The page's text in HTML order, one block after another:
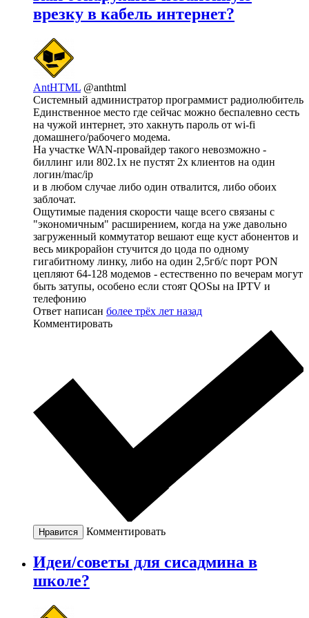
врезку в кабель интернет?
AntHTML @anthtml
Системный администратор программист радиолюбитель
Единственное место где сейчас можно беспалевно сесть
на чужой интернет, это хакнуть пароль от wi-fi
домашнего/рабочего модема.
На участке WAN-провайдер такого невозможно -
биллинг или 802.1х не пустят 2х клиентов на один
логин/mac/ip
и в любом случае либо один отвалится, либо обоих
заблочат.
Ощутимые падения скорости чаще всего связаны с
"экономичным" расширением, когда на уже давольно
загруженный коммутатор вешают еще куст абонентов и
весь микрорайон стучится до цода по одному
гигабитному линку, либо на один 2,5гб/с порт PON
цепляют 64-128 модемов - естественно по вечерам могут
быть затупы, особено если стоят QOSы на IPTV и
телефонию
Ответ написан более трёх лет назад
Комментировать
Нравится Комментировать
Идеи/советы для сисадмина в
школе?